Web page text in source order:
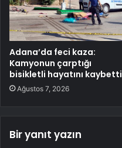
Adana’da feci kaza:
Kamyonun çarptığı
bisikletli hayatını kaybetti
Ağustos 7, 2026
Bir yanıt yazın